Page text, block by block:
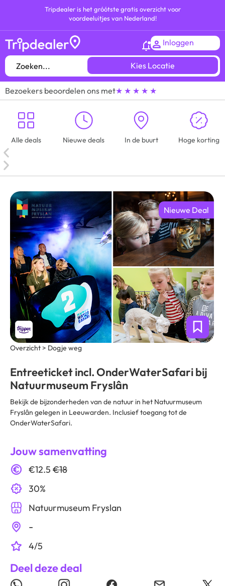
Tripdealer is het gróótste gratis overzicht voor
voordeeluitjes van Nederland!
Inloggen
Kies Locatie
Bezoekers beoordelen ons met★ ★ ★ ★ ★
Alle deals Nieuwe deals In de buurt Hoge korting
Nieuwe Deal
Overzicht > Dogje weg
Entreeticket incl. OnderWaterSafari bij
Natuurmuseum Fryslân
Bekijk de bijzonderheden van de natuur in het Natuurmuseum
Fryslân gelegen in Leeuwarden. Inclusief toegang tot de
OnderWaterSafari.
Jouw samenvatting
€12.5 €18
30%
Natuurmuseum Fryslan
-
4/5
Deel deze deal